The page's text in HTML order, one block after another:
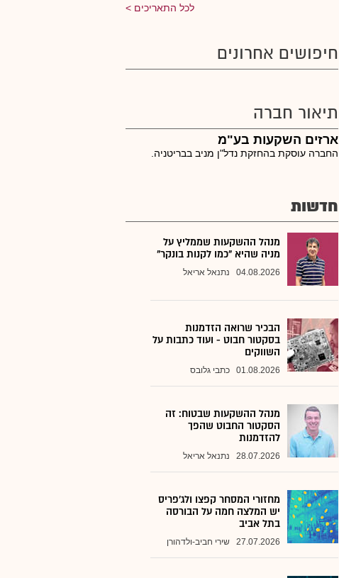
לכל התאריכים
חיפושים אחרונים
תיאור חברה
ארזים השקעות בע"מ
החברה עוסקת בהחזקת נדל"ן מניב בבריטניה.
חדשות
מנהל ההשקעות שממליץ על
מניה שהיא "כמו לקנות בונקר"
04.08.2026 נתנאל אריאל
הבכיר שרואה הזדמנות
בסקטור חבוט - ועוד כתבות על
השווקים
01.08.2026 כתבי גלובס
מנהל ההשקעות שבטוח: זה
הסקטור החבוט שהפך
להזדמנות
28.07.2026 נתנאל אריאל
מחזורי המסחר קפצו ולג'פריס
יש המלצה חמה על הבורסה
בתל אביב
27.07.2026 שירי חביב-ולדהורן